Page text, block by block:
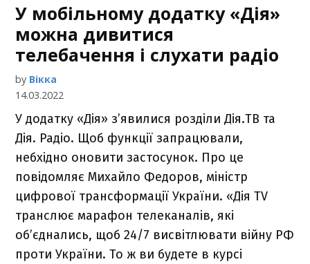
У мобільному додатку «Дія»
можна дивитися
телебачення і слухати радіо
by Вікка
14.03.2022
У додатку «Дія» з’явилися розділи Дія.ТВ та
Дія. Радіо. Щоб функції запрацювали,
небхідно оновити застосунок. Про це
повідомляє Михайло Федоров, міністр
цифрової трансформації України. «Дія TV
транслює марафон телеканалів, які
об’єднались, щоб 24/7 висвітлювати війну РФ
проти України. То ж ви будете в курсі